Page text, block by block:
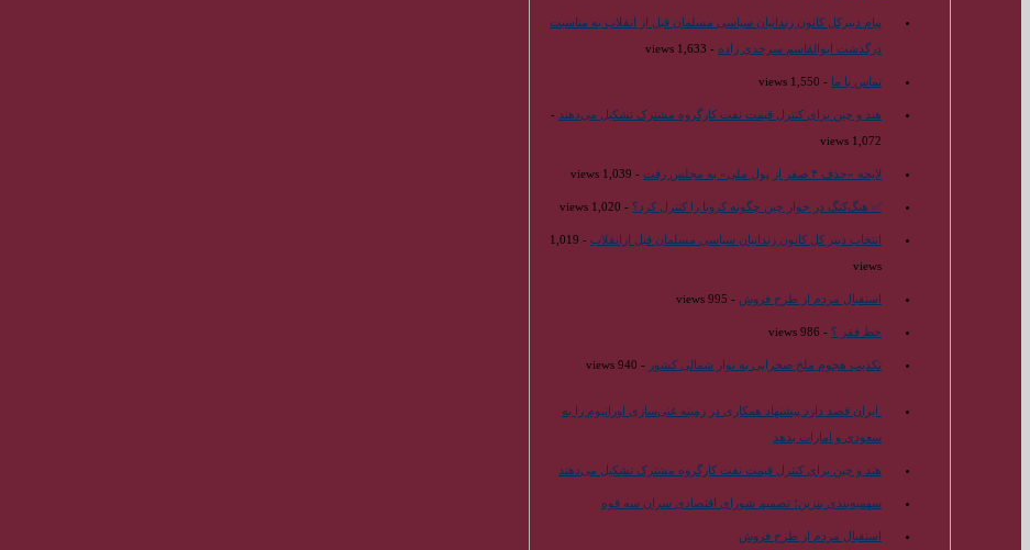
پیام دبیرکل کانون زندانیان سیاسی مسلمان قبل از انقلاب به مناسبت
درگذشت ابوالقاسم سرحدی زاده - 1,633 views
تماس با ما - 1,550 views
هند و چین برای کنترل قیمت نفت کارگروه مشترک تشکیل می‌دهند -
1,072 views
لایحه «حذف ۴ صفر از پول ملی» به مجلس رفت - 1,039 views
✅ هنگ‌کنگ در جوار چین چگونه کرونا را کنترل کرد؟ - 1,020 views
انتخاب دبیر کل کانون زندانیان سیاسی مسلمان قبل ازانقلاب
- 1,019
views
استقبال مردم از طرح فروش - 995 views
خط فقر ؟ - 986 views
تکذیب هجوم ملخ صحرایی به نوار شمالی کشور - 940 views
ایران قصد دارد پیشنهاد همکاری در زمینه غنی‌سازی اورانیوم را به
سعودی و امارات بدهد
هند و چین برای کنترل قیمت نفت کارگروه مشترک تشکیل می‌دهند
سهمیه‌بندی بنزین؛ تصمیم شورای اقتصادی سران سه قوه
استقبال مردم از طرح فروش